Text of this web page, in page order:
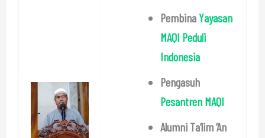
Pembina Yayasan
MAQI Peduli
Indonesia
Pengasuh
Pesantren MAQI
Alumni Ta’lim ‘An